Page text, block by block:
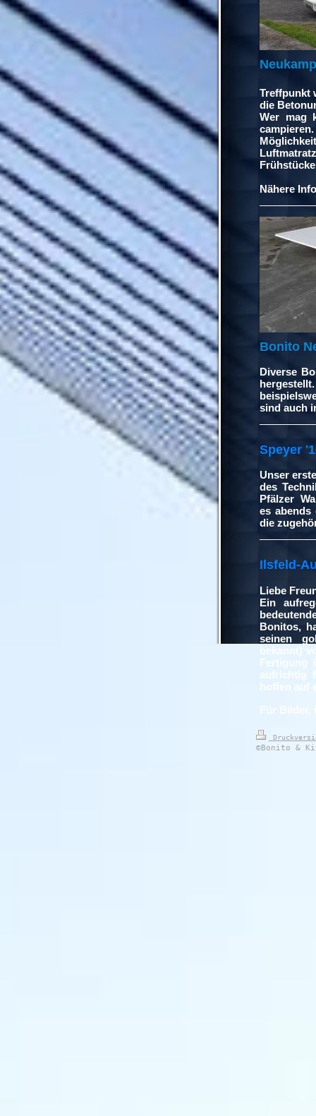
Treffpunkt
die
Wer mag
Nähere
Bonito
Diverse
sind auch
Speyer
Unser
des
Pfälzer
es abends
die
Ilsfeld-
Liebe
Ein
Bonitos,
seinen
bekannt)
Fertigung
aufrichtig
hoffen auf
Für Bilder,
©Bonito &